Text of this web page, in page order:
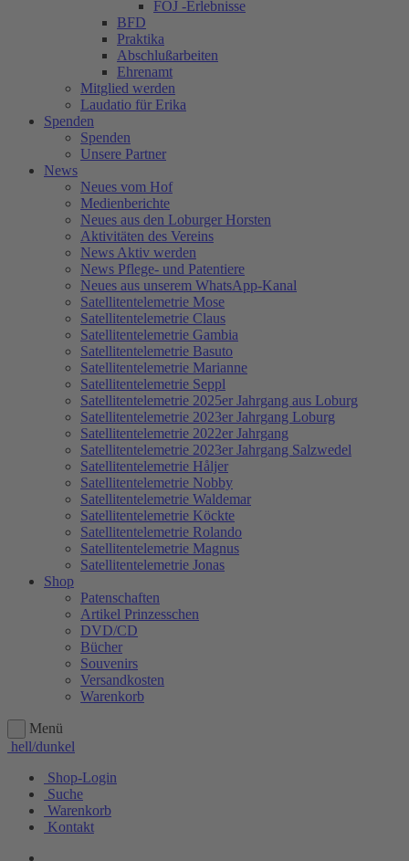
FÖJ -Erlebnisse
BFD
Praktika
Abschlußarbeiten
Ehrenamt
Mitglied werden
Laudatio für Erika
Spenden
Spenden
Unsere Partner
News
Neues vom Hof
Medienberichte
Neues aus den Loburger Horsten
Aktivitäten des Vereins
News Aktiv werden
News Pflege- und Patentiere
Neues aus unserem WhatsApp-Kanal
Satellitentelemetrie Mose
Satellitentelemetrie Claus
Satellitentelemetrie Gambia
Satellitentelemetrie Basuto
Satellitentelemetrie Marianne
Satellitentelemetrie Seppl
Satellitentelemetrie 2025er Jahrgang aus Loburg
Satellitentelemetrie 2023er Jahrgang Loburg
Satellitentelemetrie 2022er Jahrgang
Satellitentelemetrie 2023er Jahrgang Salzwedel
Satellitentelemetrie Håljer
Satellitentelemetrie Nobby
Satellitentelemetrie Waldemar
Satellitentelemetrie Köckte
Satellitentelemetrie Rolando
Satellitentelemetrie Magnus
Satellitentelemetrie Jonas
Shop
Patenschaften
Artikel Prinzesschen
DVD/CD
Bücher
Souvenirs
Versandkosten
Warenkorb
Menü
hell/dunkel
Shop-Login
Suche
Warenkorb
Kontakt